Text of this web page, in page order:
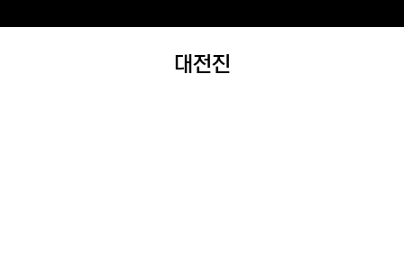
대전진